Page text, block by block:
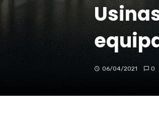
06/04/2021 0